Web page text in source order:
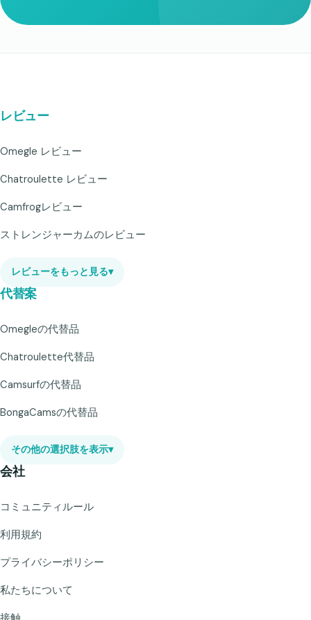
レビュー
Omegle レビュー
Chatroulette レビュー
Camfrogレビュー
ストレンジャーカムのレビュー
レビューをもっと見る▾
代替案
Omegleの代替品
Chatroulette代替品
Camsurfの代替品
BongaCamsの代替品
その他の選択肢を表示▾
会社
コミュニティルール
利用規約
プライバシーポリシー
私たちについて